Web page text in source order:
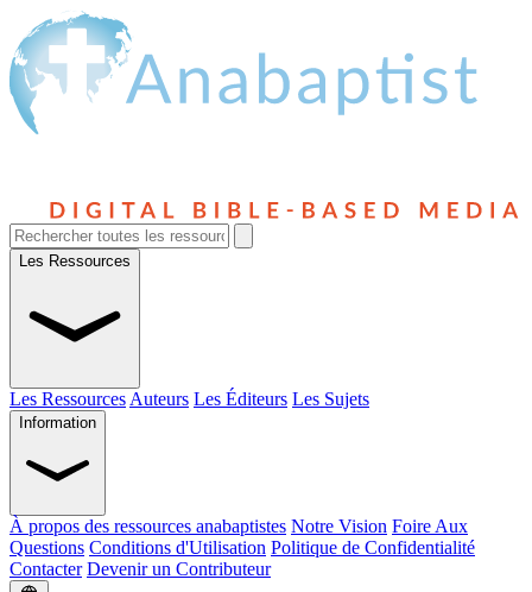
Les Ressources
Les Ressources Auteurs Les Éditeurs Les Sujets
Information
À propos des ressources anabaptistes Notre Vision Foire Aux
Questions Conditions d'Utilisation Politique de Confidentialité
Contacter Devenir un Contributeur